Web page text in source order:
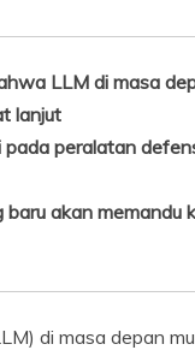
LLM di masa
lanjut
peralatan
akan
di masa depan